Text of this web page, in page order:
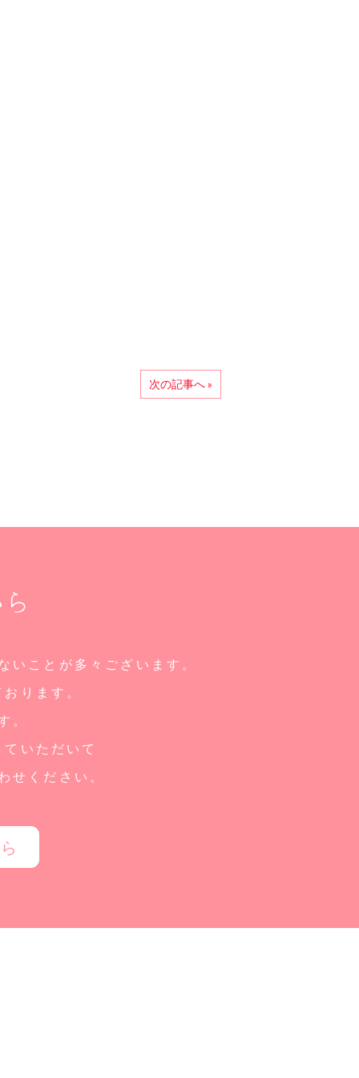
次の記事へ »
いことが多々ございます。
ります。
。
いただいて
せください。